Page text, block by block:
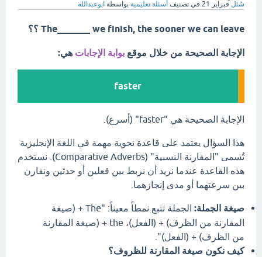
سُئل فبراير 21 في تصنيف أسئلة تعليمية بواسطة ابوعبدالله
The_______ we finish, the sooner we can leave ؟؟
الإجابة الصحيحة من خلال موقع بوابة الإجابات هي:
faster
الإجابة الصحيحة هي "faster" (أسرع).
هذا السؤال يعتمد على قاعدة نحوية مهمة في اللغة الإنجليزية
تُسمى "المقارنة النسبية" (Comparative Adverbs). نستخدم
هذه القاعدة عندما نريد أن نربط بين فعلين أو حدثين ونقارن
بين سرعتهما أو مدى إنجازهما.
صيغة الجملة:
الجملة تتبع نمطاً معيناً: "The + (صيغة
المقارنة من الظرف) + (الفعل)، the + (صيغة المقارنة
من الظرف) + (الفعل)".
كيف نكون صيغة المقارنة للظروف؟